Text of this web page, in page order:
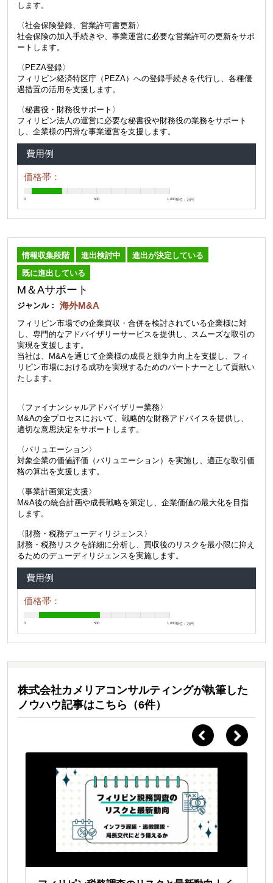
します。
〈社会保険登録、営業許可書更新〉
社会保険の加入手続きや、事業運営に必要な営業許可の更新をサポ
ートします。
〈PEZA登録〉
フィリピン経済特区庁（PEZA）への登録手続きを代行し、各種優
遇措置の活用を支援します。
〈秘書役・財務役サポート〉
フィリピン法人の運営に必要な秘書役や財務役の業務をサポート
し、企業様の円滑な事業運営を支援します。
費用例
価格帯：
0 500 1,000単位：万円
情報収集段階 進出検討中
進出が決定している
既に進出している
M＆Aサポート
ジャンル： 海外M&A
フィリピン市場での企業買収・合併を検討されている企業様に対
し、専門的なアドバイザリーサービスを提供し、スムーズな取引の
実現を支援します。
当社は、M&Aを通じて企業様の成長と競争力向上を支援し、フィ
リピン市場における成功を実現するためのパートナーとして貢献い
たします。
〈ファイナンシャルアドバイザリー業務〉
M&Aの全プロセスにおいて、戦略的な財務アドバイスを提供し、
適切な意思決定をサポートします。
〈バリュエーション〉
対象企業の価値評価（バリュエーション）を実施し、適正な取引価
格の算出を支援します。
〈事業計画策定支援〉
M&A後の統合計画や成長戦略を策定し、企業価値の最大化を目指
します。
〈財務・税務デューディリジェンス〉
財務・税務リスクを詳細に分析し、買収後のリスクを最小限に抑え
るためのデューディリジェンスを実施します。
費用例
価格帯：
0 500 1,000単位：万円
株式会社カメリアコンサルティングが執筆した
ノウハウ記事はこちら（6件）